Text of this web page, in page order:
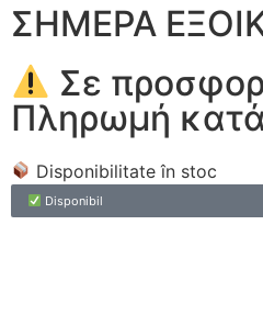
ΣΗΜΕΡΑ
Σε
Πληρωμή
Disponibilitate în stoc
Disponibil